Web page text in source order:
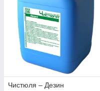
Чистюля – Дезин